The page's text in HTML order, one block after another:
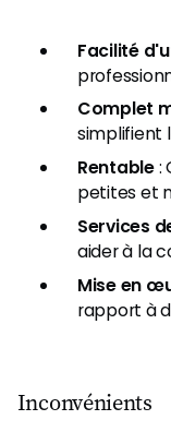
Facilité
Complet
simplifient
Rentable:
petites et
Services
aider à la
Mise en
rapport à
Inconvénients